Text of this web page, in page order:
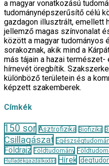
a magyar vonatkozású
tudománynépszerűsítő célú
gazdagon illusztrált, emellett
jellemző magas színvonalat
között a magyar tudományos
sorakoznak, akik mind a
más tájain a hazai
hírnevét öregbítik.
különböző területein és a
képzett szakemberek.
Címkék
150 sor Asztrofizika Biofizika
Csillagászat
Földrajz Földtudomány
Hulladékgazdálkodás
Hírek